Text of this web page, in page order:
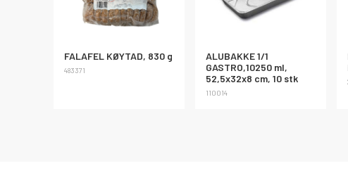
FALAFEL KØYTAD, 830 g
483371
ALUBAKKE 1/1
GASTRO,10250 ml,
52,5x32x8 cm, 10 stk
110014